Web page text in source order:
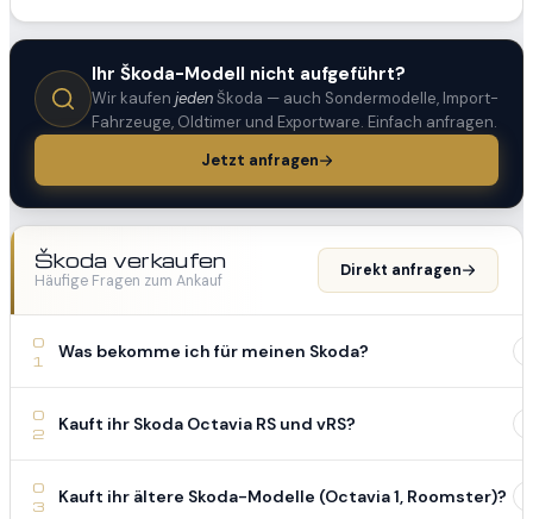
Ihr Škoda-Modell nicht aufgeführt?
Wir kaufen jedenŠkoda — auch Sondermodelle, Import-
Fahrzeuge, Oldtimer und Exportware. Einfach anfragen.
Jetzt anfragen
Škoda verkaufen
Häufige Fragen zum Ankauf
Direkt anfragen
0
1
Was bekomme ich für meinen Skoda?
0
2
Kauft ihr Skoda Octavia RS und vRS?
0
3
Kauft ihr ältere Skoda-Modelle (Octavia 1, Roomster)?